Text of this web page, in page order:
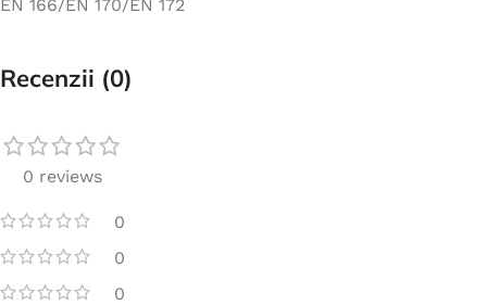
EN 166/EN 170/EN 172
Recenzii (0)
0 reviews
0
0
0